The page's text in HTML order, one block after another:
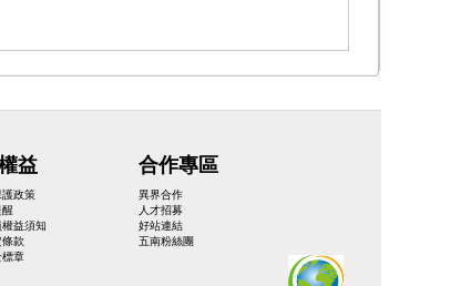
益
政策
益須知
條款
標章
合作專區
異界合作
人才招募
好站連結
五南粉絲團